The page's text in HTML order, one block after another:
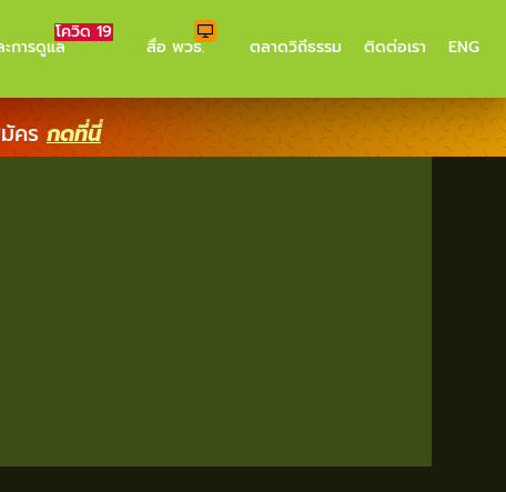
ะการดูแล
โควิด 19
สื่อ พวธ. ตลาดวิถีธรรม ติดต่อเรา ENG
คร กดที่นี่